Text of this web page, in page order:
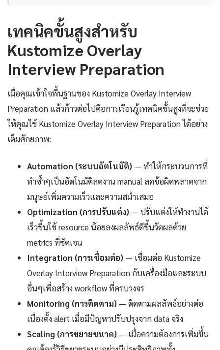
เทคนิคขั้นสูงสำหรับ
Kustomize Overlay
Interview Preparation
เมื่อคุณเข้าใจพื้นฐานของ Kustomize Overlay Interview
Preparation แล้วก้าวต่อไปคือการเรียนรู้เทคนิคขั้นสูงที่จะช่วย
ให้คุณใช้ Kustomize Overlay Interview Preparation ได้อย่าง
เต็มศักยภาพ:
Automation (ระบบอัตโนมัติ) — ทำให้กระบวนการที่
ทำซ้ำๆเป็นอัตโนมัติลดงาน manual ลดข้อผิดพลาดจาก
มนุษย์เพิ่มความเร็วและความสม่ำเสมอ
Optimization (การปรับแต่ง) — ปรับแต่งให้ทำงานได้
เร็วขึ้นใช้ resource น้อยลงผลลัพธ์ดีขึ้นวัดผลด้วย
metrics ที่ชัดเจน
Integration (การเชื่อมต่อ) — เชื่อมต่อ Kustomize
Overlay Interview Preparation กับเครื่องมือและระบบ
อื่นๆเพื่อสร้าง workflow ที่ครบวงจร
Monitoring (การติดตาม) — ติดตามผลลัพธ์อย่างต่อ
เนื่องตั้ง alert เมื่อมีปัญหาปรับปรุงจาก data จริง
Scaling (การขยายขนาด) — เมื่อความต้องการเพิ่มขึ้น